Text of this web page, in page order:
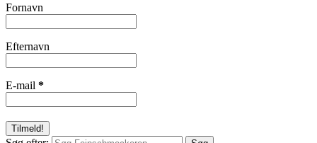
Fornavn
Efternavn
E-mail *